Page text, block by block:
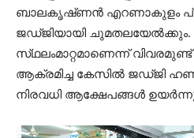
ബാലകൃഷ്‌ണൻ എറണാകുളം
ജഡ്‌ജിയായി
സ്‌ഥലംമാറ്റമാണെന്ന്
ആക്രമിച്ച കേസിൽ ജഡ്‌ജി
നിരവധി ആക്ഷേപങ്ങൾ